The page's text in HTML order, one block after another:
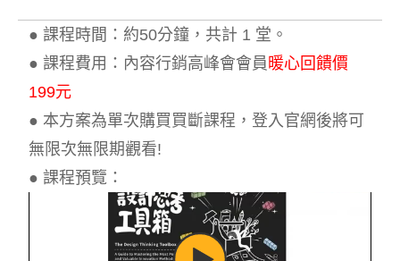
● 課程時間：約50分鐘，共計 1 堂。
● 課程費用：內容行銷高峰會會員暖心回饋價
199元
● 本方案為單次購買買斷課程，登入官網後將可
無限次無限期觀看!
● 課程預覽：